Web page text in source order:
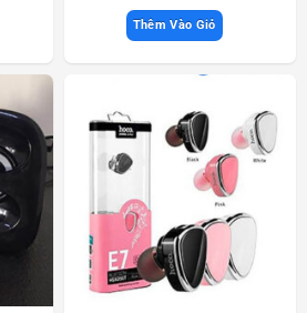
Thêm Vào Giỏ